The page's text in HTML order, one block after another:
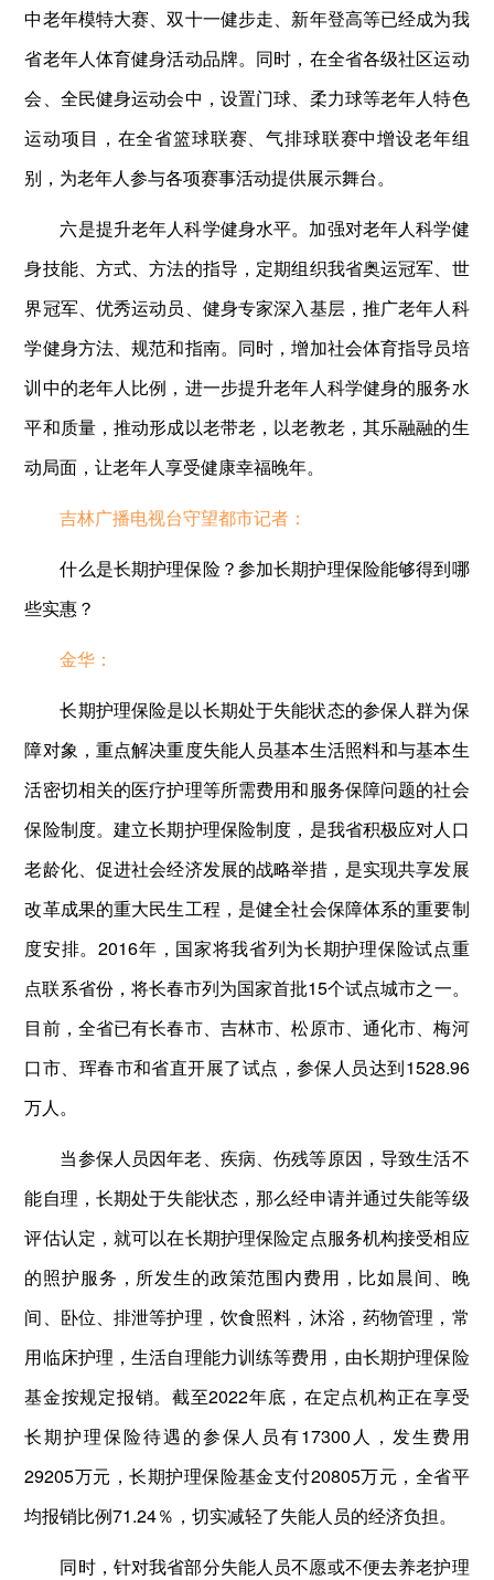
中老年模特大赛、双十一健步走、新年登高等已经成为我
省老年人体育健身活动品牌。同时，在全省各级社区运动
会、全民健身运动会中，设置门球、柔力球等老年人特色
运动项目，在全省篮球联赛、气排球联赛中增设老年组
别，为老年人参与各项赛事活动提供展示舞台。
六是提升老年人科学健身水平。加强对老年人科学健
身技能、方式、方法的指导，定期组织我省奥运冠军、世
界冠军、优秀运动员、健身专家深入基层，推广老年人科
学健身方法、规范和指南。同时，增加社会体育指导员培
训中的老年人比例，进一步提升老年人科学健身的服务水
平和质量，推动形成以老带老，以老教老，其乐融融的生
动局面，让老年人享受健康幸福晚年。
吉林广播电视台守望都市记者：
什么是长期护理保险？参加长期护理保险能够得到哪
些实惠？
金华：
长期护理保险是以长期处于失能状态的参保人群为保
障对象，重点解决重度失能人员基本生活照料和与基本生
活密切相关的医疗护理等所需费用和服务保障问题的社会
保险制度。建立长期护理保险制度，是我省积极应对人口
老龄化、促进社会经济发展的战略举措，是实现共享发展
改革成果的重大民生工程，是健全社会保障体系的重要制
度安排。2016年，国家将我省列为长期护理保险试点重
点联系省份，将长春市列为国家首批15个试点城市之一。
目前，全省已有长春市、吉林市、松原市、通化市、梅河
口市、珲春市和省直开展了试点，参保人员达到1528.96
万人。
当参保人员因年老、疾病、伤残等原因，导致生活不
能自理，长期处于失能状态，那么经申请并通过失能等级
评估认定，就可以在长期护理保险定点服务机构接受相应
的照护服务，所发生的政策范围内费用，比如晨间、晚
间、卧位、排泄等护理，饮食照料，沐浴，药物管理，常
用临床护理，生活自理能力训练等费用，由长期护理保险
基金按规定报销。截至2022年底，在定点机构正在享受
长期护理保险待遇的参保人员有17300人，发生费用
29205万元，长期护理保险基金支付20805万元，全省平
均报销比例71.24％，切实减轻了失能人员的经济负担。
同时，针对我省部分失能人员不愿或不便去养老护理